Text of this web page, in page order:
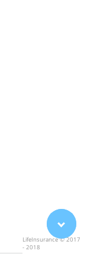
LifeInsurance © 2017
- 2018